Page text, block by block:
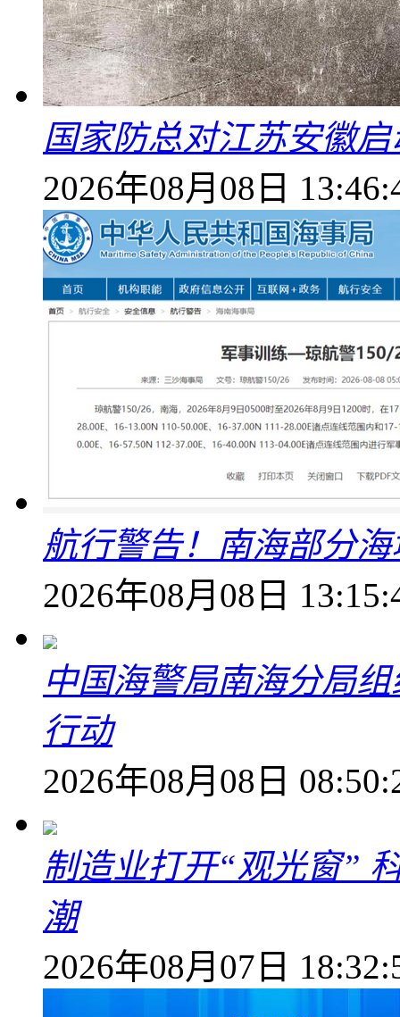
国家防总对江苏安徽
2026年08月08日
航行警告！南海部分
2026年08月08日
中国海警局南海分局
行动
2026年08月08日
制造业打开“观光窗”
潮
2026年08月07日